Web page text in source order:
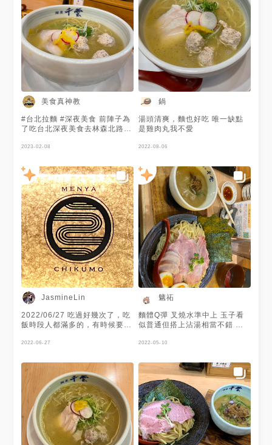
．我不解為什麼BGM是爵士鋼
琴版的Bruno Mars串燒 ．菜單
設計有小心機，不小心就會點到
比較豪華比較多叉燒的那一種呢
(就像今天這樣🌚 ｜捷運中山站
2號林森條通巷子鑽一鑽 ｜雞湯
專門拉麵 ｜桌邊點餐，無服務
費，後結 #20f食驗室 #20f食驗
室田調
美食真神教
#台北拉麵 #深夜美食 前陣子為
了吃台北深夜美食去林森北路附
營業，包含藥妝店、手搖飲都
鬧，看到一間拉麵店大排長龍，
那就是麵屋千雲，於是規劃下次
要來嚐嚐。 週六是補班日，想
說晚上人潮應該會少一點，於是
我們1:20排隊，1:50入場，僅
排了半小時，算是很短的。店內
環境乾淨明亮，如果是2人會優
先安排吧台區喔，是高腳椅底下
有置物籃，我們比較愛乾淨所以
包包沒放，所以吃的過程還是有
點擠啦！ 菜單內詳細說明雞白
湯拉麵的由來，雞白湯是使用專
用釜鍋放入一整隻雞，經過一晚
的熬煮再加上柳葉魚和鯖魚的魚
介，襯托出雞肉的精華。 因為
上次吃鳥人拉麵的經驗，我們比
較不喜歡太濃郁的拉麵，我們這
麵：湯底是雞肉、昆布、野菜和
片。 ⭐️雞白湯拉麵招牌：內料比
起柚香拉麵多了叉燒及糖心蛋。
⭐️綜合煙燻：可選擇部分品項，
我們點鵪鶉蛋、德國香腸及竹輪
三種。 ⭐️豬肉煎餃 整體來說，
拉麵湯頭不會膩，挺順口，但是
柚香喝到最後有點苦味，雞肉片
很嫩，麵條也很好吃，不過煙燻
及煎餃表現普通，建議點拉麵即
2023-02-08
鍋
湯頭清爽，麵也好吃 唯一缺點
是雞肉丸我不愛
2022-08-06
JasmineLin
2022/06/27 吃過好幾次了，吃
飯時段人都滿多的，有時候要排
味的拉麵真的吃的出柚子香，很
（小炸蝦）也很不錯第一次吃就
覺得好吃～，煎餃雞肉口味有加
紫蘇葉滿特別的味道，下次想吃
看看炸餃子。
2022-06-27
魑祏
麵體Q彈 叉燒水準中上 玉子看
似普通但搭上沾湯相當不錯 沾
子加入軟骨口感味道中上 整體
當多加麵前須考慮
2022-05-10